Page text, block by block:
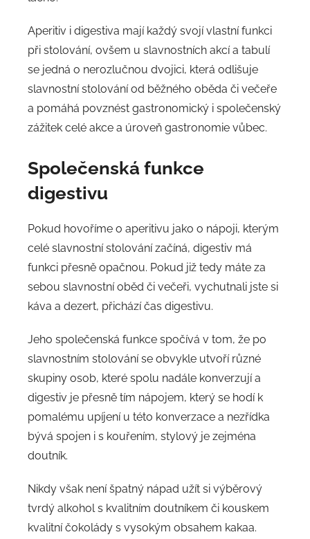
Aperitiv i digestiva mají každý svojí vlastní funkci
při stolování, ovšem u slavnostních akcí a tabulí
se jedná o nerozlučnou dvojici, která odlišuje
slavnostní stolování od běžného oběda či večeře
a pomáhá povznést gastronomický i společenský
zážitek celé akce a úroveň gastronomie vůbec.
Společenská funkce
digestivu
Pokud hovoříme o aperitivu jako o nápoji, kterým
celé slavnostní stolování začíná, digestiv má
funkci přesně opačnou. Pokud již tedy máte za
sebou slavnostní oběd či večeři, vychutnali jste si
káva a dezert, přichází čas digestivu.
Jeho společenská funkce spočívá v tom, že po
slavnostním stolování se obvykle utvoří různé
skupiny osob, které spolu nadále konverzují a
digestiv je přesně tím nápojem, který se hodí k
pomalému upíjení u této konverzace a nezřídka
bývá spojen i s kouřením, stylový je zejména
doutník.
Nikdy však není špatný nápad užít si výběrový
tvrdý alkohol s kvalitním doutníkem či kouskem
kvalitní čokolády s vysokým obsahem kakaa.